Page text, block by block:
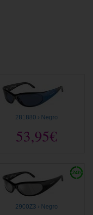
281880 › Negro
53,95€
2900Z3 › Negro